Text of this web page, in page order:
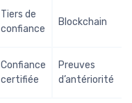
Tiers de
confiance
Blockchain
Confiance
certifiée
Preuves
d’antériorité